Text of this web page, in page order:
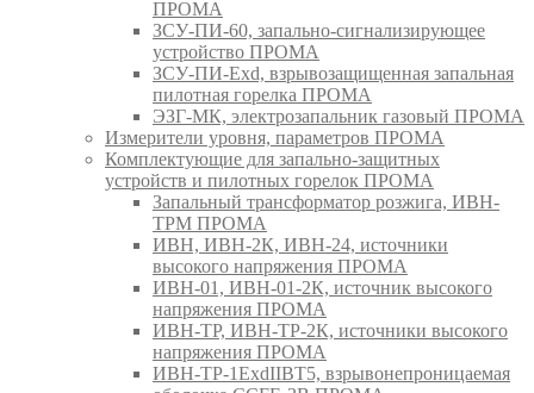
ПРОМА
ЗСУ-ПИ-60, запально-сигнализирующее
устройство ПРОМА
ЗСУ-ПИ-Exd, взрывозащищенная запальная
пилотная горелка ПРОМА
ЭЗГ-МК, электрозапальник газовый ПРОМА
Измерители уровня, параметров ПРОМА
Комплектующие для запально-защитных
устройств и пилотных горелок ПРОМА
Запальный трансформатор розжига, ИВН-
ТРМ ПРОМА
ИВН, ИВН-2К, ИВН-24, источники
высокого напряжения ПРОМА
ИВН-01, ИВН-01-2К, источник высокого
напряжения ПРОМА
ИВН-ТР, ИВН-ТР-2К, источники высокого
напряжения ПРОМА
ИВН-ТР-1ExdIIBT5, взрывонепроницаемая